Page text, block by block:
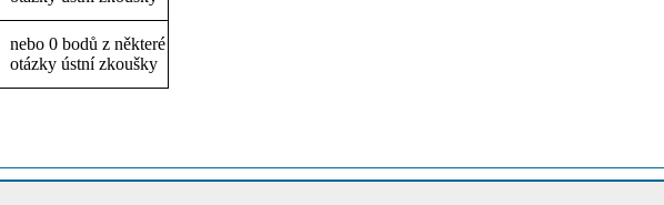
nebo 0 bodů z některé
otázky ústní zkoušky